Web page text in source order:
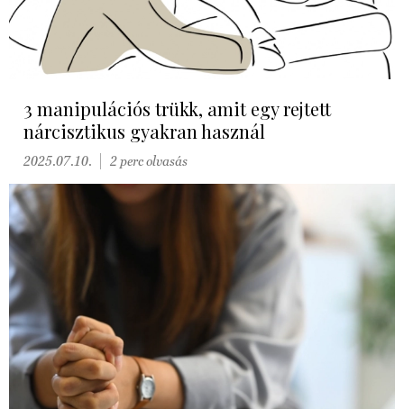
3 manipulációs trükk, amit egy rejtett
nárcisztikus gyakran használ
2025.07.10. 2 perc olvasás